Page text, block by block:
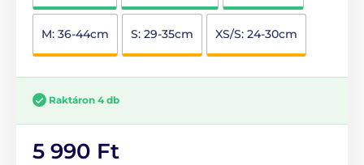
M: 36-44cm S: 29-35cm XS/S: 24-30cm
Raktáron 4 db
5 990 Ft